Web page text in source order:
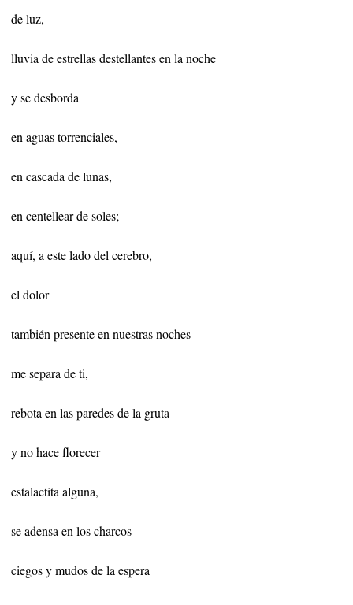
de luz,
lluvia de estrellas destellantesen la noche
y se desborda
en aguas torrenciales,
en cascada de lunas,
en centellear de soles;
aquí, a este lado del cerebro,
el dolor
también presente en nuestras noches
me separa de ti,
rebota en las paredes de la gruta
y no hace florecer
estalactita alguna,
se adensa en los charcos
ciegos y mudos de la espera